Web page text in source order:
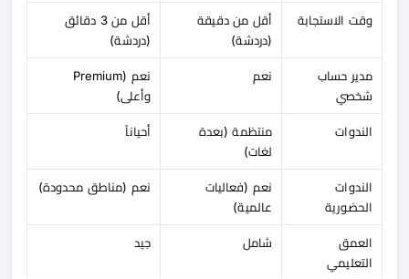
وقت الاستجابة
أقل من دقيقة
(دردشة)
أقل من 3 دقائق
(دردشة)
مدير حساب
شخصي
نعم
نعم (Premium
وأعلى)
الندوات
منتظمة (بعدة
لغات)
أحياناً
الندوات
الحضورية
نعم (فعاليات
عالمية)
نعم (مناطق محدودة)
العمق
التعليمي
شامل جيد